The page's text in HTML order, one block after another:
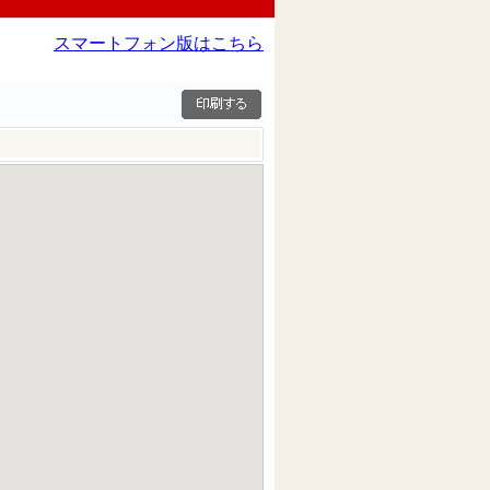
スマートフォン版はこちら